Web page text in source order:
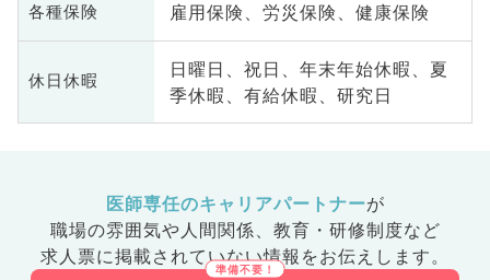
各種保険 雇用保険、労災保険、健康保険
休日休暇
日曜日、祝日、年末年始休暇、夏
季休暇、有給休暇、研究日
医師専任のキャリアパートナーが
職場の雰囲気や人間関係、 教育・研修制度など
求人票に掲載されていない情報をお伝えします。